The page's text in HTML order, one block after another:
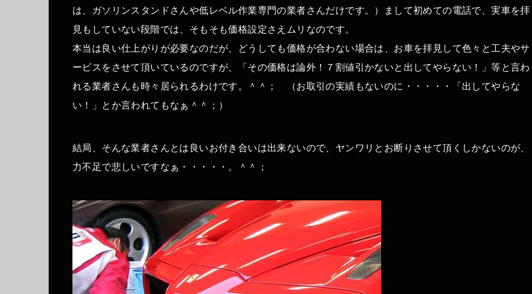
は、ガソリンスタンドさんや低レベル作業専門の業者さんだけです。）まして初めての電話で、実車を拝
見もしていない段階では、そもそも価格設定さえムリなのです。
本当は良い仕上がりが必要なのだが、どうしても価格が合わない場合は、お車を拝見して色々と工夫やサ
ービスをさせて頂いているのですが、「その価格は論外！７割値引かないと出してやらない！」等と言わ
れる業者さんも時々居られるわけです。＾＾； （お取引の実績もないのに・・・・・「出してやらな
い！」とか言われてもなぁ＾＾；）
結局、そんな業者さんとは良いお付き合いは出来ないので、ヤンワリとお断りさせて頂くしかないのが、
力不足で悲しいですなぁ・・・・・。＾＾；